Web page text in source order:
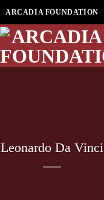
ARCADIA FOUNDATION
Leonardo Da Vinci